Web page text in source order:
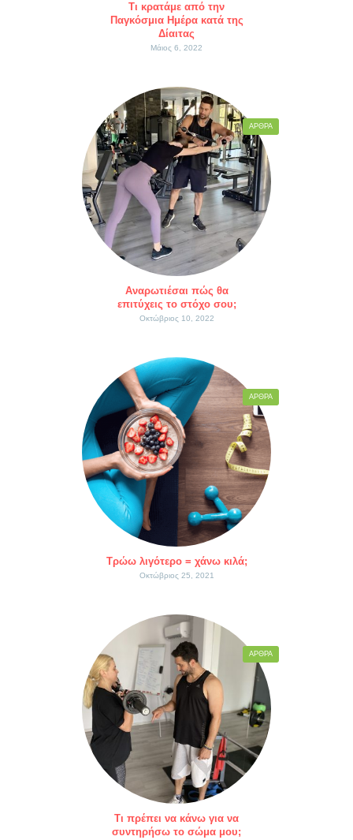
Τι κρατάμε από την
Παγκόσμια Ημέρα κατά της
Δίαιτας
Μάιος 6, 2022
Αναρωτιέσαι πώς θα
επιτύχεις το στόχο σου;
Οκτώβριος 10, 2022
ΆΡΘΡΑ
Τρώω λιγότερο = χάνω κιλά;
Οκτώβριος 25, 2021
ΆΡΘΡΑ
Τι πρέπει να κάνω για να
συντηρήσω το σώμα μου;
ΆΡΘΡΑ